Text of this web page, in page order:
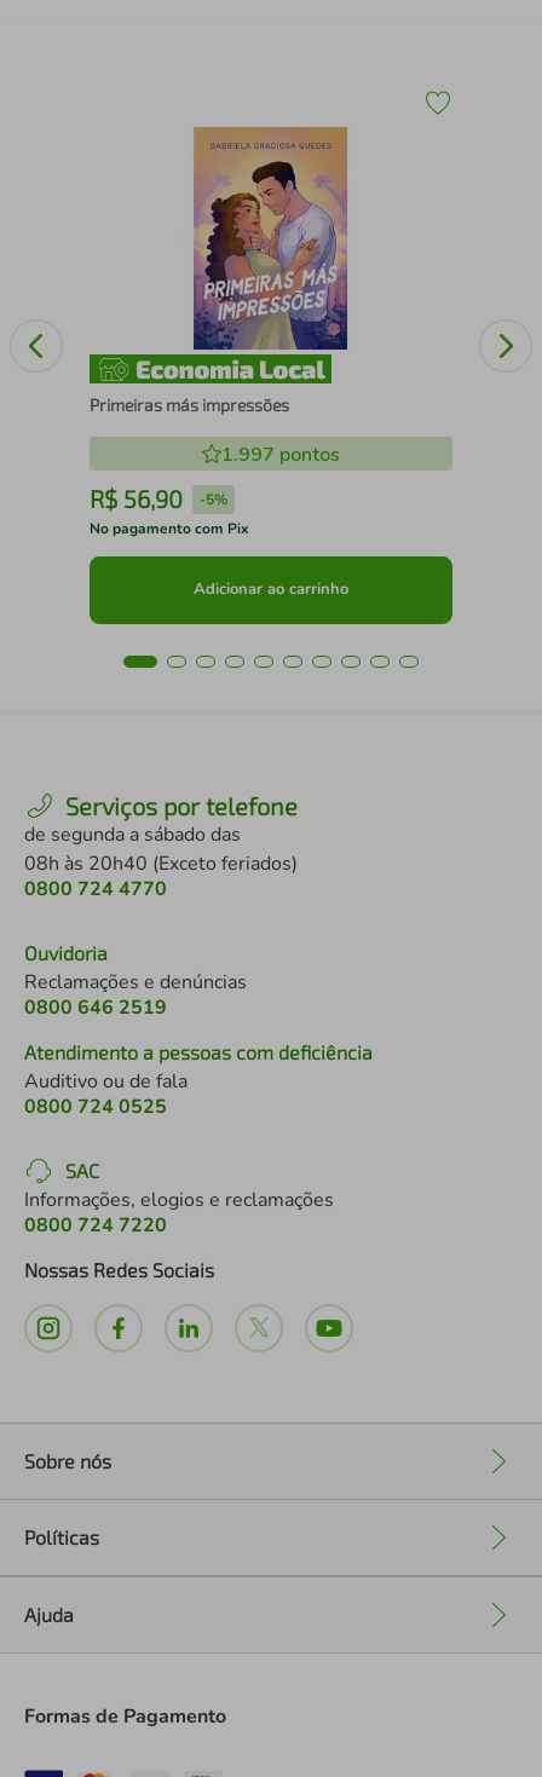
Primeiras más impressões
1.997 pontos
R$ 56,90 -5%
No pagamento com Pix
Adicionar ao carrinho
Serviços por telefone
de segunda a sábado das
08h às 20h40 (Exceto feriados)
0800 724 4770
Ouvidoria
Reclamações e denúncias
0800 646 2519
Atendimento a pessoas com deficiência
Auditivo ou de fala
0800 724 0525
SAC
Informações, elogios e reclamações
0800 724 7220
Nossas Redes Sociais
Sobre nós
Políticas
Ajuda
Formas de Pagamento